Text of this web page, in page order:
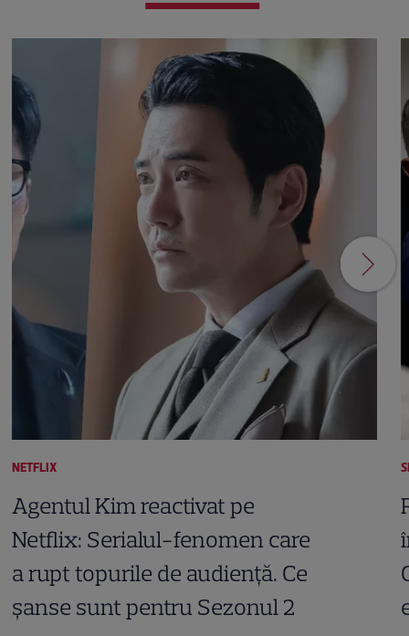
NETFLIX
Agentul Kim reactivat pe
Netflix: Serialul-fenomen care
a rupt topurile de audiență. Ce
șanse sunt pentru Sezonul 2